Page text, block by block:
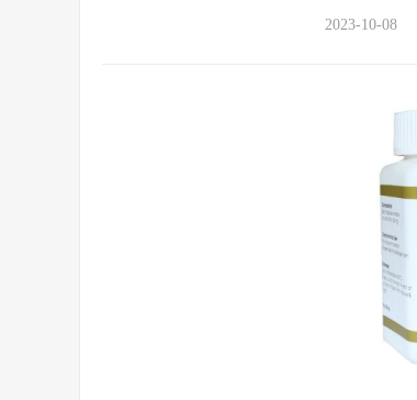
2023-10-08